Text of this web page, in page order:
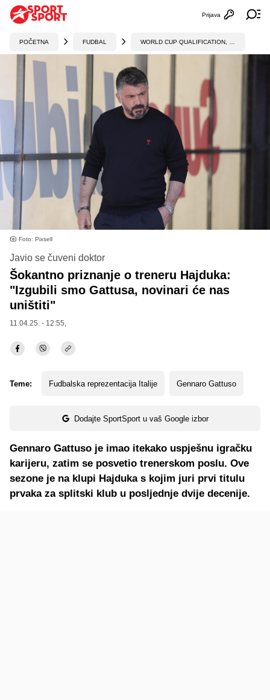
Otvori
Prijava
POČETNA FUDBAL
Foto: Pixsell
Javio se čuveni doktor
Šokantno priznanje o treneru Hajduka:
"Izgubili smo Gattusa, novinari će nas
uništiti"
11.04.25. - 12:55,
Teme: Fudbalska reprezentacija Italije Gennaro Gattuso
Dodajte SportSport u vaš Google izbor
Gennaro Gattuso je imao itekako uspješnu igračku
karijeru, zatim se posvetio trenerskom poslu. Ove
sezone je na klupi Hajduka s kojim juri prvi titulu
prvaka za splitski klub u posljednje dvije decenije.